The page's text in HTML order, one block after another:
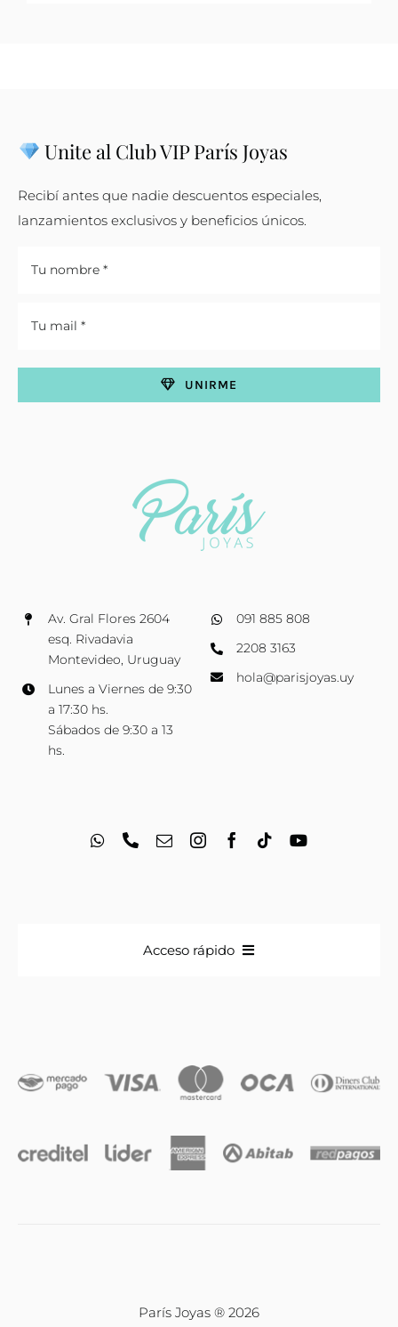
Av. Gral Flores 2604
esq. Rivadavia
Montevideo, Uruguay
Lunes a Viernes de 9:30
a 17:30 hs.
Sábados de 9:30 a 13
hs.
091 885 808
2208 3163
hola@parisjoyas.uy
Unite al Club VIP París Joyas
Recibí antes que nadie descuentos especiales,
lanzamientos exclusivos y beneficios únicos.
UNIRME
Acceso rápido
Iniciales
París Joyas ® 2026